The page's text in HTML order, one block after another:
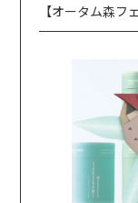
【オータム森